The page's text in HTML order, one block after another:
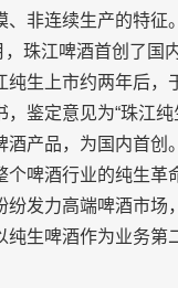
非连续生产的特征。
珠江啤酒首创了国
生上市约两年后，
鉴定意见为“珠江
产品，为国内首创
啤酒行业的纯生革
发力高端啤酒市场
生啤酒作为业务第